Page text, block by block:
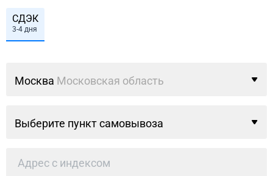
СДЭК
3-4 дня
Москва Московская область
Выберите пункт самовывоза